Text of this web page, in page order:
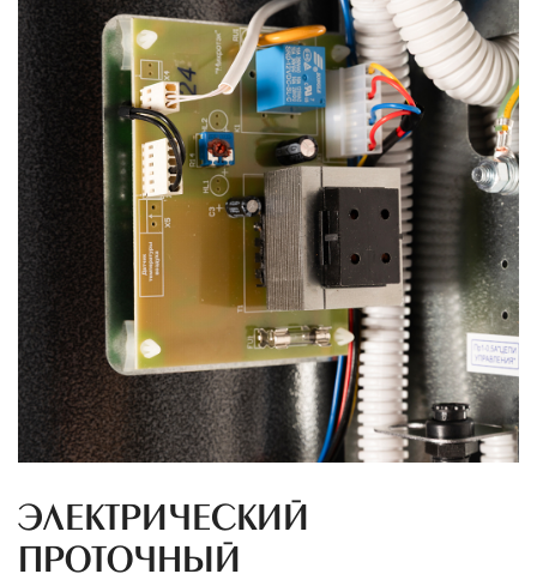
ЭЛЕКТРИЧЕСКИЙ
ПРОТОЧНЫЙ